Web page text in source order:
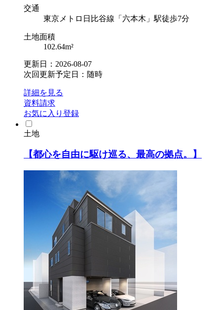
交通
東京メトロ日比谷線「六本木」駅徒歩7分
土地面積
102.64m²
更新日：2026-08-07
次回更新予定日：随時
詳細を見る
資料請求
お気に入り登録
土地
【都心を自由に駆け巡る、最高の拠点。】